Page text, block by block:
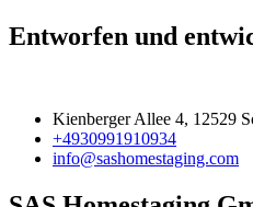
Entworfen und
Kienberger Allee 4, 12529
+4930991910934
info@sashomestaging.com